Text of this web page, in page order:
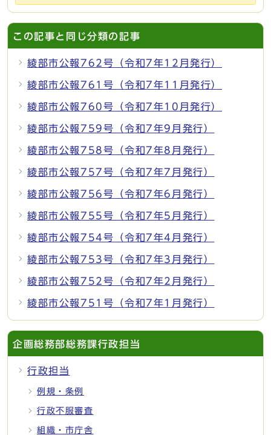
この記事と同じ分類の記事
綾部市公報762号（令和7年12月発行）
綾部市公報761号（令和7年11月発行）
綾部市公報760号（令和7年10月発行）
綾部市公報759号（令和7年9月発行）
綾部市公報758号（令和7年8月発行）
綾部市公報757号（令和7年7月発行）
綾部市公報756号（令和7年6月発行）
綾部市公報755号（令和7年5月発行）
綾部市公報754号（令和7年4月発行）
綾部市公報753号（令和7年3月発行）
綾部市公報752号（令和7年2月発行）
綾部市公報751号（令和7年1月発行）
企画総務部総務課行政担当
行政担当
例規・条例
行政不服審査
組織・市庁舎